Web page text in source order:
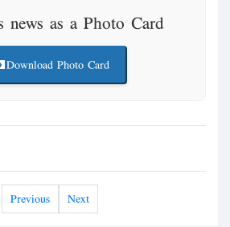
news as a Photo Card
Download Photo Card
Previous Next